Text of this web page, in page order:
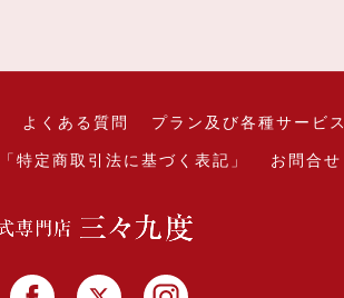
よくある質問 プラン及び各種サービス
「特定商取引法に基づく表記」 お問合せ